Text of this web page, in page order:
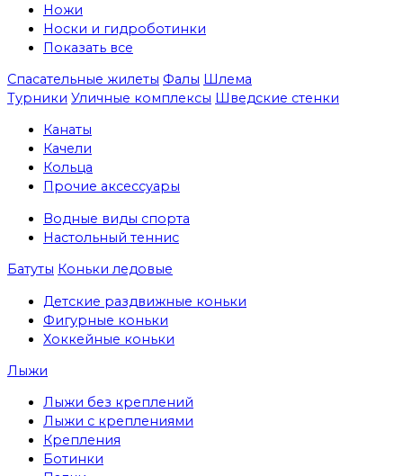
Ножи
Носки и гидроботинки
Показать все
Спасательные жилеты Фалы Шлема
Турники Уличные комплексы Шведские стенки
Канаты
Качели
Кольца
Прочие аксессуары
Водные виды спорта
Настольный теннис
Батуты Коньки ледовые
Детские раздвижные коньки
Фигурные коньки
Хоккейные коньки
Лыжи
Лыжи без креплений
Лыжи с креплениями
Крепления
Ботинки